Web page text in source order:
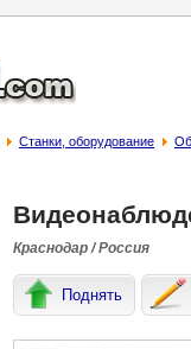
Станки, оборудование
Краснодар / Россия
Поднять